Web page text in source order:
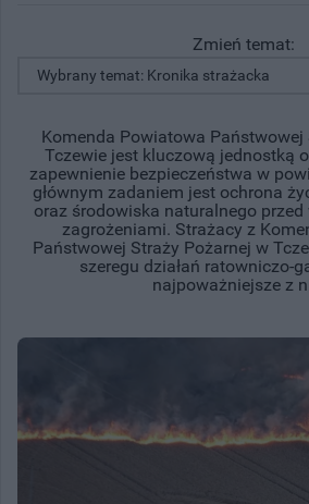
Zmień temat:
Komenda Powiatowa Państwowej
Tczewie jest kluczową jednostką
zapewnienie bezpieczeństwa w
głównym zadaniem jest ochrona
oraz środowiska naturalnego
zagrożeniami. Strażacy z
Państwowej Straży Pożarnej w
szeregu działań ratowniczo-
najpoważniejsze z